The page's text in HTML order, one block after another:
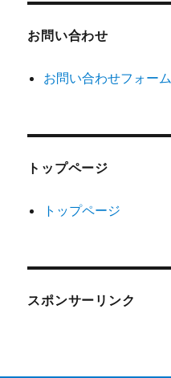
お問い合わせ
お問い合わせフォーム
トップページ
トップページ
スポンサーリンク